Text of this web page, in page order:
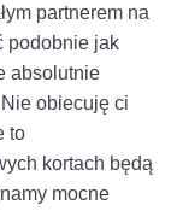
partnerem na
podobnie jak
absolutnie
obiecuję ci
to
kortach będą
mocne